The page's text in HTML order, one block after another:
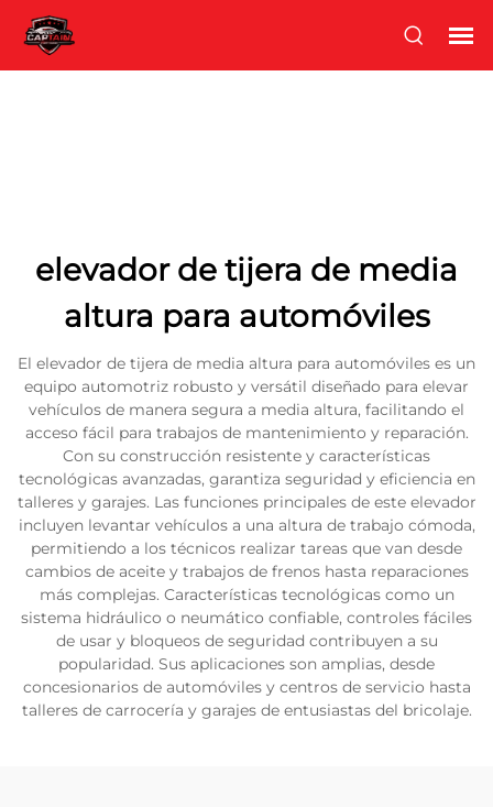
elevador de tijera de media
altura para automóviles
El elevador de tijera de media altura para automóviles es un
equipo automotriz robusto y versátil diseñado para elevar
vehículos de manera segura a media altura, facilitando el
acceso fácil para trabajos de mantenimiento y reparación.
Con su construcción resistente y características
tecnológicas avanzadas, garantiza seguridad y eficiencia en
talleres y garajes. Las funciones principales de este elevador
incluyen levantar vehículos a una altura de trabajo cómoda,
permitiendo a los técnicos realizar tareas que van desde
cambios de aceite y trabajos de frenos hasta reparaciones
más complejas. Características tecnológicas como un
sistema hidráulico o neumático confiable, controles fáciles
de usar y bloqueos de seguridad contribuyen a su
popularidad. Sus aplicaciones son amplias, desde
concesionarios de automóviles y centros de servicio hasta
talleres de carrocería y garajes de entusiastas del bricolaje.